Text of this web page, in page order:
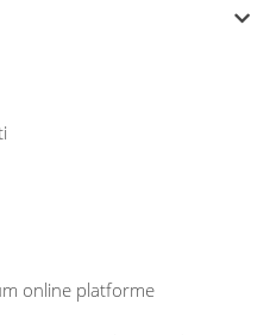
online platforme